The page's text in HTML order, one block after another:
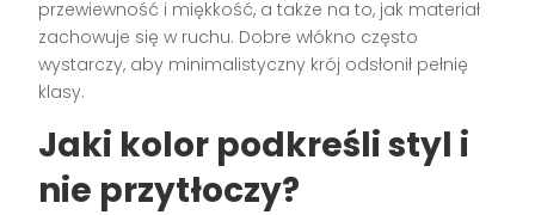
przewiewność i miękkość, a także na to, jak materiał
zachowuje się w ruchu. Dobre włókno często
wystarczy, aby minimalistyczny krój odsłonił pełnię
klasy.
Jaki kolor podkreśli styl i
nie przytłoczy?